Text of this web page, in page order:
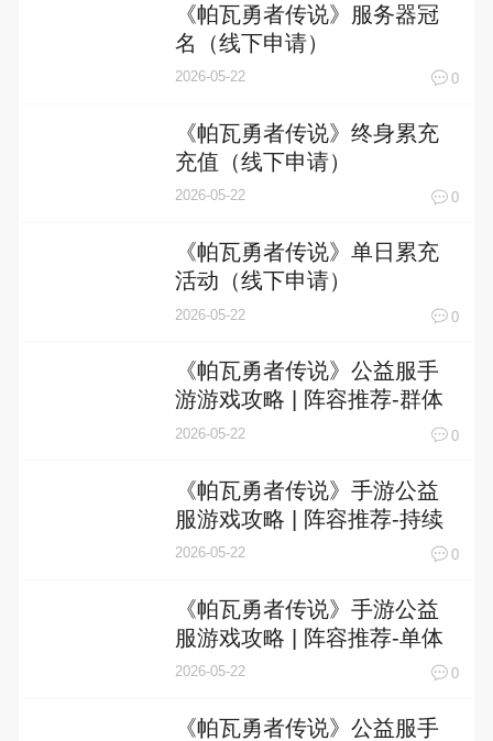
《帕瓦勇者传说》服务器冠
名（线下申请）
2026-05-22 0
《帕瓦勇者传说》终身累充
充值（线下申请）
2026-05-22 0
《帕瓦勇者传说》单日累充
活动（线下申请）
2026-05-22 0
《帕瓦勇者传说》公益服手
游游戏攻略 | 阵容推荐-群体
控制
2026-05-22 0
《帕瓦勇者传说》手游公益
服游戏攻略 | 阵容推荐-持续
伤害
2026-05-22 0
《帕瓦勇者传说》手游公益
服游戏攻略 | 阵容推荐-单体
爆发
2026-05-22 0
《帕瓦勇者传说》公益服手